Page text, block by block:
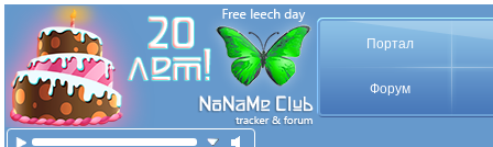
Портал
Форум